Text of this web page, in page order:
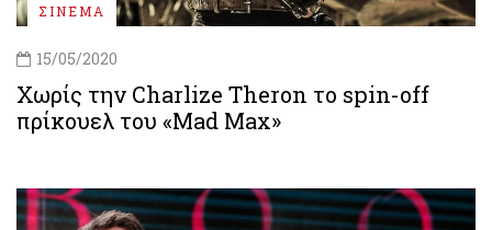
ΣΙΝΕΜΑ
15/05/2020
Χωρίς την Charlize Theron το spin-off
πρίκουελ του «Mad Max»